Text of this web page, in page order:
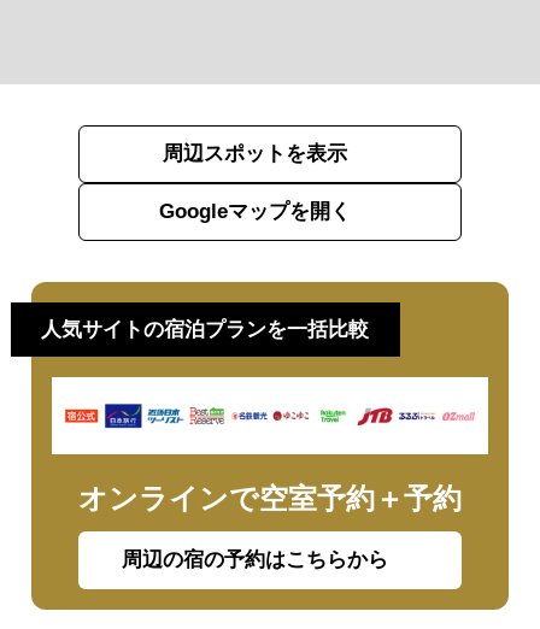
周辺スポットを表示
Googleマップを開く
人気サイトの宿泊プランを一括比較
オンラインで空室予約＋予約
周辺の宿の予約はこちらから